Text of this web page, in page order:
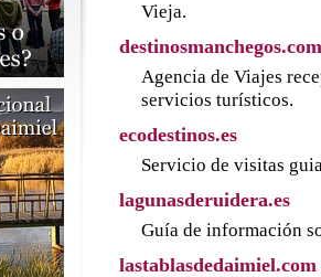
Vieja.
destinosmanchegos.com
Agencia de Viajes
servicios turísticos.
ecodestinos.es
Servicio de visitas
lagunasderuidera.es
Guía de información
lastablasdedaimiel.com